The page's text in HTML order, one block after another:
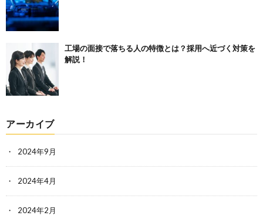
工場の面接で落ちる人の特徴とは？採用へ近づく対策を
解説！
アーカイブ
2024年9月
2024年4月
2024年2月